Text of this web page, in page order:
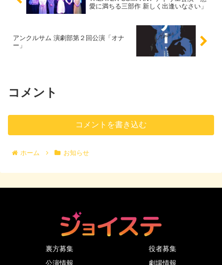
会いを心待ちにしております！
愛に満ちる三部作 新しく出逢いなさい」
アンクルサム 演劇部第２回公演「オナ
ー」
コメント
コメントを書き込む
ホーム お知らせ
裏方募集
役者募集
公演情報
劇場情報